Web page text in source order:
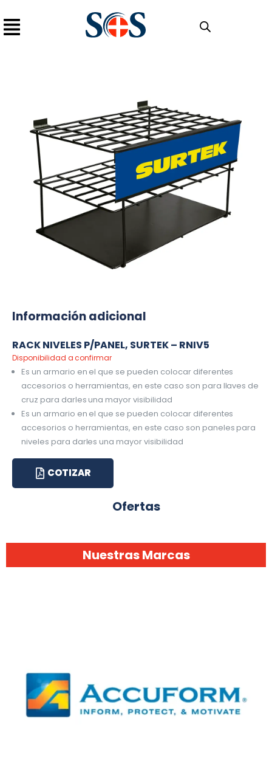
Información adicional
RACK NIVELES P/PANEL, SURTEK – RNIV5
Disponibilidad a confirmar
Es un armario en el que se pueden colocar diferentes
accesorios o herramientas, en este caso son para llaves de
cruz para darles una mayor visibilidad
Es un armario en el que se pueden colocar diferentes
accesorios o herramientas, en este caso son paneles para
niveles para darles una mayor visibilidad
COTIZAR
Ofertas
Nuestras Marcas